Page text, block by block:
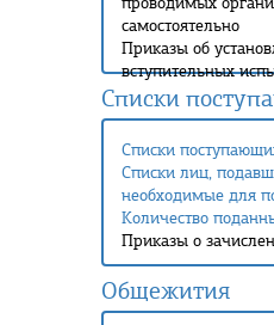
самостоятельно
Приказы об
вступительных
Списки
Списки
Списки лиц,
необходимые для
Количество
Приказы о
Общежития